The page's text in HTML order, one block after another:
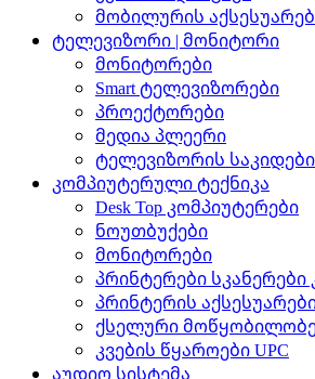
მობილურის
ტელევიზორი | მონიტორი
მონიტორები
Smart ტელევიზორები
პროექტორები
მედია პლეერი
ტელევიზორის საკიდები
კომპიუტერული ტექნიკა
Desk Top კომპიუტერები
ნოუთბუქები
მონიტორები
პრინტერები სკანერები
პრინტერის
ქსელური
კვების წყაროები UPC
აუდიო სისტემა